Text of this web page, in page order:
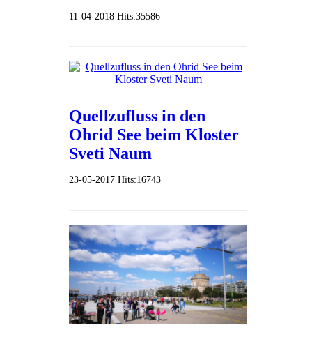
11-04-2018 Hits:35586
Quellzufluss in den
Ohrid See beim Kloster
Sveti Naum
23-05-2017 Hits:16743